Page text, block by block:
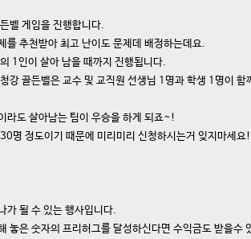
벨 게임을 진행합니다.
를 추천받아 최고 난이도 문제데 배정하는데요.
1인이 살아 남을 때까지 진행됩니다.
강 골든벨은 교수 및 교직원 선생님 1명과 학생 1명이 함
라도 살아남는 팀이 우승을 하게 되죠~!
명 정도이기 때문에 미리미리 신청하시는거 잊지마세
가 될 수 있는 행사입니다.
놓은 숫자의 프리허그를 달성하신다면 수익금도 받을수